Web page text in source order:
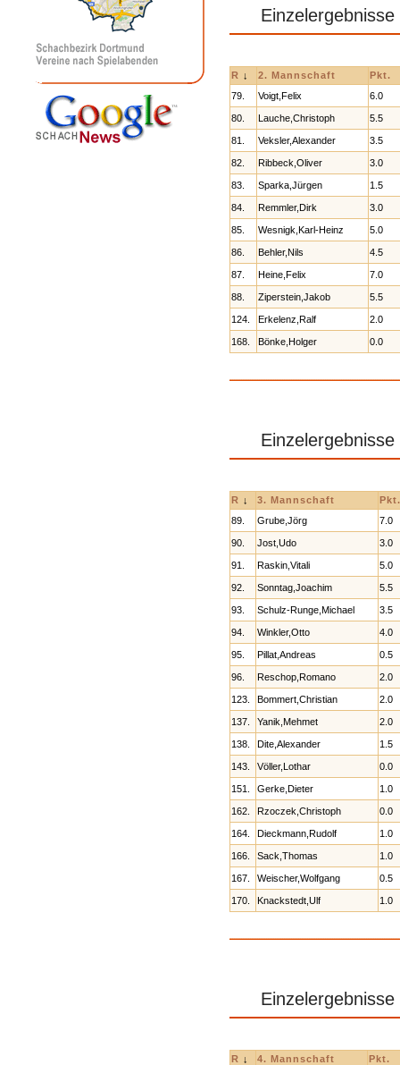
R ↓ 2. Mannschaft
Pkt.
79.
Voigt,Felix 6.0
80. Lauche,Christoph 5.5
81. Veksler,Alexander 3.5
82. Ribbeck,Oliver 3.0
83. Sparka,Jürgen 1.5
84. Remmler,Dirk 3.0
85. Wesnigk,Karl-Heinz 5.0
86. Behler,Nils 4.5
87. Heine,Felix 7.0
88. Ziperstein,Jakob 5.5
124. Erkelenz,Ralf 2.0
168. Bönke,Holger 0.0
R ↓ 3. Mannschaft
Pkt.
89.
Grube,Jörg 7.0
90. Jost,Udo 3.0
91. Raskin,Vitali 5.0
92. Sonntag,Joachim 5.5
93. Schulz-Runge,Michael 3.5
94. Winkler,Otto 4.0
95. Pillat,Andreas 0.5
96. Reschop,Romano 2.0
123. Bommert,Christian 2.0
137. Yanik,Mehmet 2.0
138. Dite,Alexander 1.5
143. Völler,Lothar 0.0
151. Gerke,Dieter 1.0
162. Rzoczek,Christoph 0.0
164. Dieckmann,Rudolf 1.0
166. Sack,Thomas 1.0
167. Weischer,Wolfgang 0.5
170. Knackstedt,Ulf 1.0
R ↓ 4. Mannschaft
Pkt.